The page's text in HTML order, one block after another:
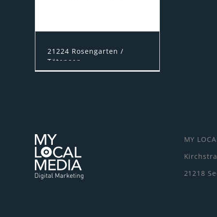
21224 Rosengarten /
Tötensen
MY
21218